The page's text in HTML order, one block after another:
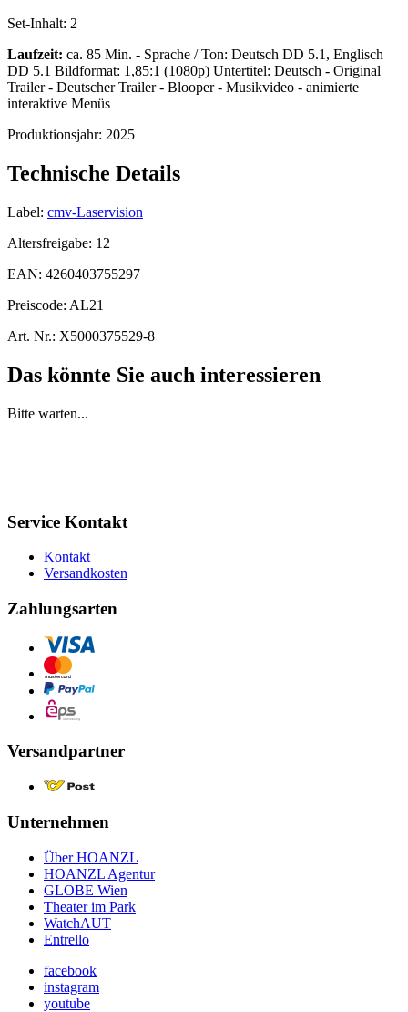
Set-Inhalt: 2
Laufzeit: ca. 85 Min. - Sprache / Ton: Deutsch DD 5.1, Englisch
DD 5.1 Bildformat: 1,85:1 (1080p) Untertitel: Deutsch - Original
Trailer - Deutscher Trailer - Blooper - Musikvideo - animierte
interaktive Menüs
Produktionsjahr: 2025
Technische Details
Label: cmv-Laservision
Altersfreigabe: 12
EAN: 4260403755297
Preiscode: AL21
Art. Nr.: X5000375529-8
Das könnte Sie auch interessieren
Bitte warten...
Service Kontakt
Kontakt
Versandkosten
Zahlungsarten
Versandpartner
Unternehmen
Über HOANZL
HOANZL Agentur
GLOBE Wien
Theater im Park
WatchAUT
Entrello
facebook
instagram
youtube